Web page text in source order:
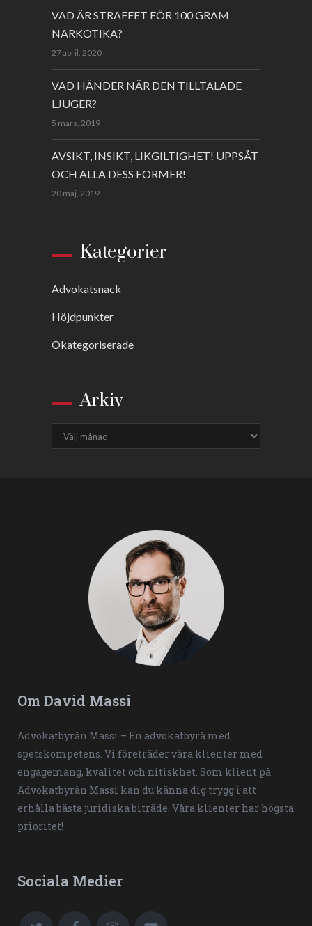
VAD ÄR STRAFFET FÖR 100 GRAM
NARKOTIKA?
27 april, 2020
VAD HÄNDER NÄR DEN TILLTALADE
LJUGER?
5 mars, 2019
AVSIKT, INSIKT, LIKGILTIGHET! UPPSÅT
OCH ALLA DESS FORMER!
20 maj, 2019
Kategorier
Advokatsnack
Höjdpunkter
Okategoriserade
Arkiv
Om David Massi
Advokatbyrån Massi – En advokatbyrå med
spetskompetens. Vi företräder våra klienter med
engagemang, kvalitet och nitiskhet. Som klient på
Advokatbyrån Massi kan du känna dig trygg i att
erhålla bästa juridiska biträde. Våra klienter har högsta
prioritet!
Sociala Medier